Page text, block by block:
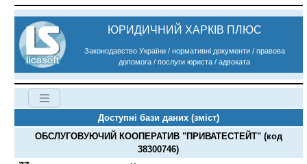
ЮРИДИЧНИЙ ХАРКІВ ПЛЮС
Законодавство України / нормативні документи / правова
допомога / послуги юриста / адвоката
Доступні бази даних (зміст)
ОБСЛУГОВУЮЧИЙ КООПЕРАТИВ "ПРИВАТЕСТЕЙТ" (код
38300746)